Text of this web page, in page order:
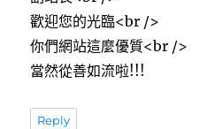
歡迎您的光臨<br />
你們網站這麼優質<br />
當然從善如流啦!!!
Reply